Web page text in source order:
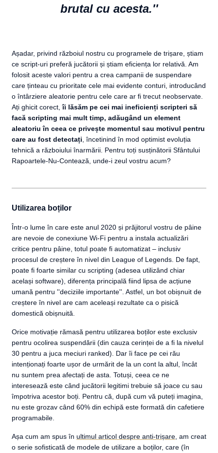
brutal cu acesta.''
Așadar, privind războiul nostru cu programele de trișare, știam
ce script-uri preferă jucătorii și știam eficiența lor relativă. Am
folosit aceste valori pentru a crea campanii de suspendare
care ținteau cu prioritate cele mai evidente conturi, introducând
o întârziere aleatorie pentru cele care ar fi trecut neobservate.
Ați ghicit corect,îi lăsăm pe cei mai ineficienți scripteri să
facă scripting mai mult timp, adăugând un element
aleatoriu în ceea ce privește momentul sau motivul pentru
care au fost detectați , încetinind în mod optimist evoluția
tehnică a războiului înarmării. Pentru toți susținătorii Sfântului
Rapoartele-Nu-Contează, unde-i zeul vostru acum?
Utilizarea boților
Într-o lume în care este anul 2020 și prăjitorul vostru de pâine
are nevoie de conexiune Wi-Fi pentru a instala actualizări
critice pentru pâine, totul poate fi automatizat – inclusiv
procesul de creștere în nivel din League of Legends. De fapt,
poate fi foarte similar cu scripting (adesea utilizând chiar
același software), diferența principală fiind lipsa de acțiune
umană pentru ''deciziile importante''. Astfel, un bot obișnuit de
creștere în nivel are cam aceleași rezultate ca o pisică
domestică obișnuită.
Orice motivație rămasă pentru utilizarea boților este exclusiv
pentru ocolirea suspendării (din cauza cerinței de a fi la nivelul
30 pentru a juca meciuri ranked). Dar îi face pe cei rău
intenționați foarte ușor de urmărit de la un cont la altul, încât
nu suntem prea afectați de asta. Totuși, ceea ce ne
interesează este când jucătorii legitimi trebuie să joace cu sau
împotriva acestor boți. Pentru că, după cum vă puteți imagina,
nu este grozav când 60% din echipă este formată din cafetiere
programabile.
Așa cum am spus în ultimul articol despre anti-trișare , am creat
o serie sofisticată de modele de utilizare a boților, care (în